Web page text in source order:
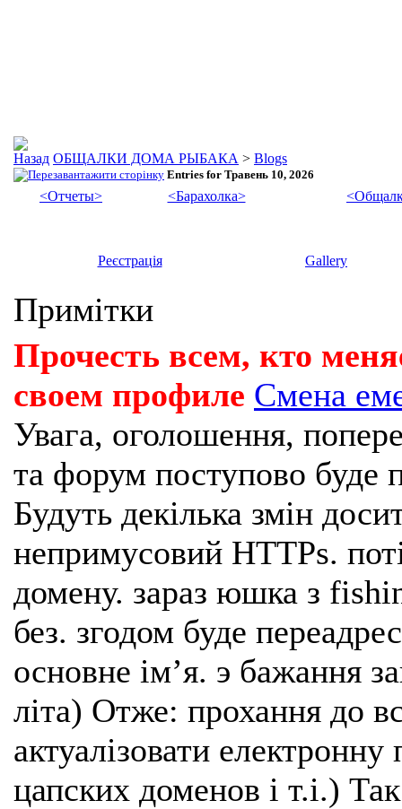
ОБЩАЛКИ ДОМА РЫБАКА > Blogs
Entries for Травень 10, 2026
<Отчеты> <Барахолка>
Реєстрація Gallery
Примітки
Прочесть всем, кто
своем профиле Смена
Увага, оголошення,
та форум поступово буде
Будуть декілька змін
непримусовий HTTPs.
домену. зараз юшка з
без. згодом буде
основне імʼя. э бажання
літа) Отже: прохання до
актуалізовати
цапских доменов і т.і.)